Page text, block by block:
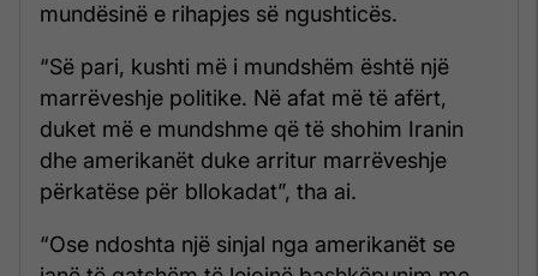
mundësinë e rihapjes së ngushticës.
“Së pari, kushti më i mundshëm është një
marrëveshje politike. Në afat më të afërt,
duket më e mundshme që të shohim Iranin
dhe amerikanët duke arritur marrëveshje
përkatëse për bllokadat”, tha ai.
“Ose ndoshta një sinjal nga amerikanët se